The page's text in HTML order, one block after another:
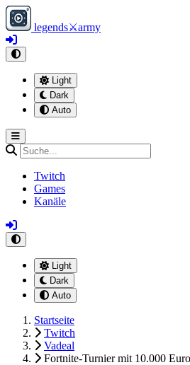
legends⚔army
Light
Dark
Auto
Twitch
Games
Kanäle
Light
Dark
Auto
Startseite
Twitch
Vadeal
Fortnite-Turnier mit 10.000